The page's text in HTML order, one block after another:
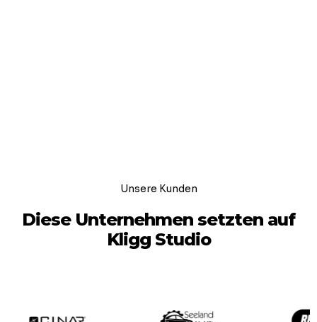
Unsere Kunden
Diese Unternehmen setzten auf
Kligg Studio